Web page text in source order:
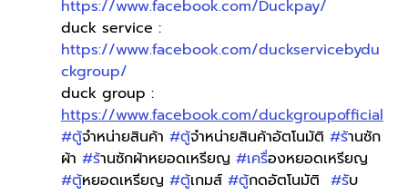
https://www.facebook.com/Duckpay/
duck service :
https://www.facebook.com/duckservicebydu
ckgroup/
duck group :
https://www.facebook.com/duckgroupofficial
#ตู้จำหน่ายสินค้า #ตู้จำหน่ายสินค้าอัตโนมัติ #ร้านซัก
ผ้า #ร้านซักผ้าหยอดเหรียญ #เครื่องหยอดเหรียญ
#ตู้หยอดเหรียญ #ตู้เกมส์ #ตู้กดอัตโนมัติ #รับ